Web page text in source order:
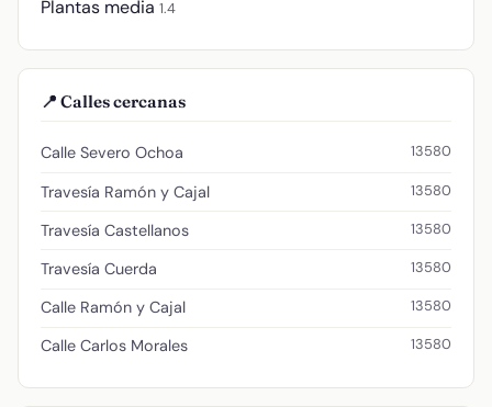
Plantas media 1.4
📍 Calles cercanas
Calle Severo Ochoa 13580
Travesía Ramón y Cajal 13580
Travesía Castellanos 13580
Travesía Cuerda 13580
Calle Ramón y Cajal 13580
Calle Carlos Morales 13580